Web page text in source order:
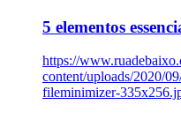
5 elementos
https://
content/uploads/2020/
fileminimizer-